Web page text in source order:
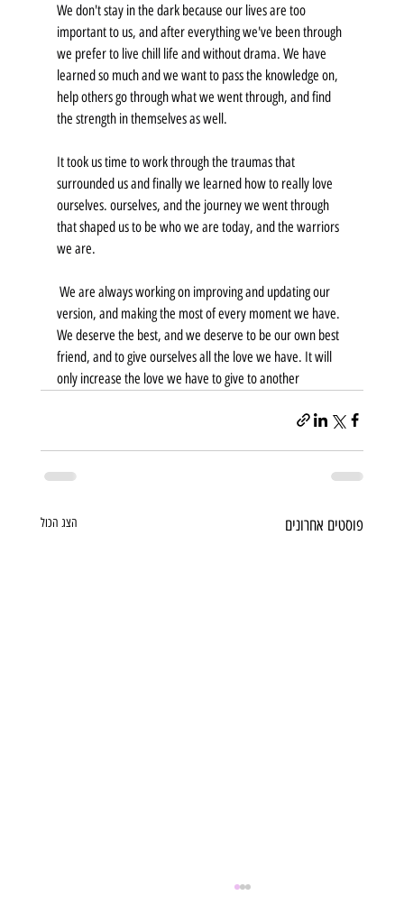
We don't stay in the dark because our lives are too
important to us, and after everything we've been through
we prefer to live chill life and without drama. We have
learned so much and we want to pass the knowledge on,
help others go through what we went through, and find
the strength in themselves as well.
It took us time to work through the traumas that
surrounded us and finally we learned how to really love
ourselves. ourselves, and the journey we went through
that shaped us to be who we are today, and the warriors
we are.
version, and making the most of every moment we have.
We deserve the best, and we deserve to be our own best
friend, and to give ourselves all the love we have. It will
only increase the love we have to give to another
פוסטים אחרונים הצג הכול